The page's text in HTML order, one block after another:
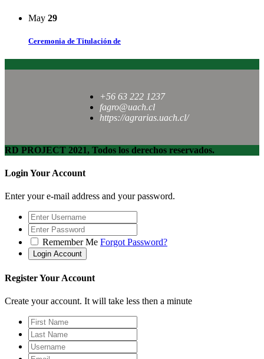
May 29
Ceremonia de Titulación de
+56 63 222 1237
fagro@uach.cl
https://agrarias.uach.cl/
RD PROJECT 2021, Todos los derechos reservados.
Login Your Account
Enter your e-mail address and your password.
Remember Me Forgot Password?
Register Your Account
Create your account. It will take less then a minute